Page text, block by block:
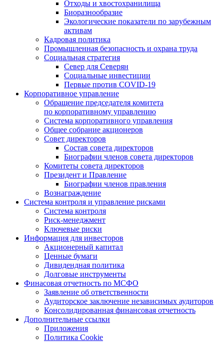
Отходы и хвостохранилища
Биоразнообразие
Экологические показатели по зарубежным
активам
Кадровая политика
Промышленная безопасность и охрана труда
Социальная стратегия
Север для Северян
Социальные инвестиции
Первые против COVID‑19
Корпоративное управление
Обращение председателя комитета
по корпоративному управлению
Система корпоративного управления
Общее собрание акционеров
Совет директоров
Состав совета директоров
Биографии членов совета директоров
Комитеты совета директоров
Президент и Правление
Биографии членов правления
Вознаграждение
Система контроля и управление рисками
Система контроля
Риск-менеджмент
Ключевые риски
Информация для инвесторов
Акционерный капитал
Ценные бумаги
Дивидендная политика
Долговые инструменты
Финасовая отчетность по МСФО
Заявление об ответственности
Аудиторское заключение независимых аудиторов
Консолидированная финансовая отчетность
Дополнительные ссылки
Приложения
Политика Cookie